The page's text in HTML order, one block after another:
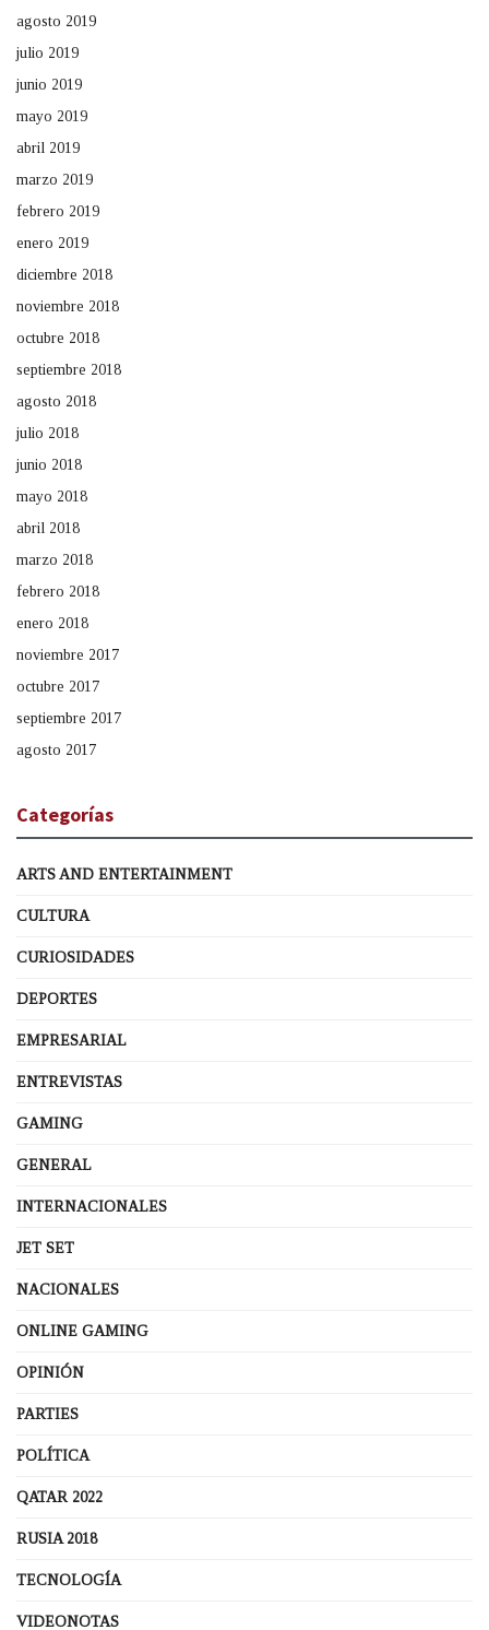
agosto 2019
julio 2019
junio 2019
mayo 2019
abril 2019
marzo 2019
febrero 2019
enero 2019
diciembre 2018
noviembre 2018
octubre 2018
septiembre 2018
agosto 2018
julio 2018
junio 2018
mayo 2018
abril 2018
marzo 2018
febrero 2018
enero 2018
noviembre 2017
octubre 2017
septiembre 2017
agosto 2017
Categorías
ARTS AND ENTERTAINMENT
CULTURA
CURIOSIDADES
DEPORTES
EMPRESARIAL
ENTREVISTAS
GAMING
GENERAL
INTERNACIONALES
JET SET
NACIONALES
ONLINE GAMING
OPINIÓN
PARTIES
POLÍTICA
QATAR 2022
RUSIA 2018
TECNOLOGÍA
VIDEONOTAS